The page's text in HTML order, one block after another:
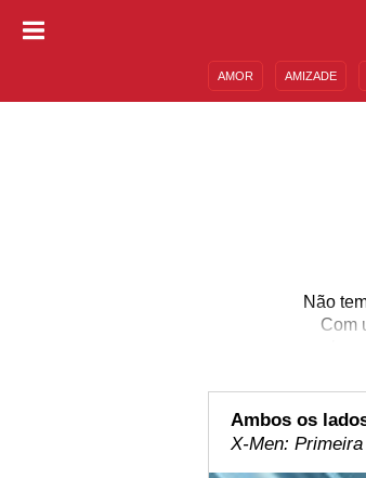
AMOR AMIZADE
Não
Com
Ambos os
X-Men: